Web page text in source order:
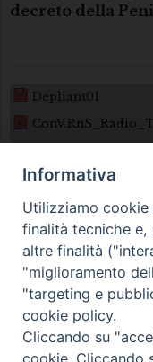
decreto della
Depliant01
Diocesi di
• Largo Duomo,
Informativa
Utilizziamo
finalità tecniche e,
altre finalità
"miglioramento
"targeting e
cookie policy.
Cliccando su